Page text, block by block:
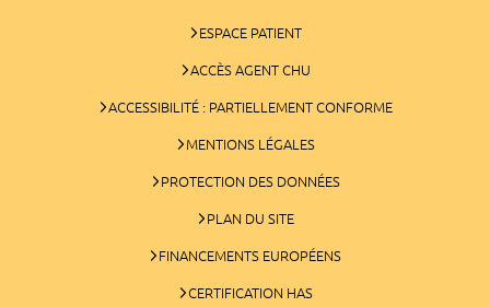
ESPACE PATIENT
ACCÈS AGENT CHU
ACCESSIBILITÉ : PARTIELLEMENT CONFORME
MENTIONS LÉGALES
PROTECTION DES DONNÉES
PLAN DU SITE
FINANCEMENTS EUROPÉENS
CERTIFICATION HAS